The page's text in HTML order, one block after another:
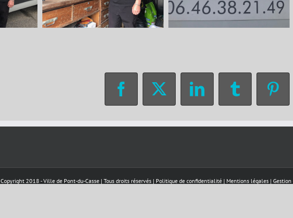
Facebook
X LinkedInTumblr
Copyright 2018 - Ville de Pont-du-Casse | Tous droits réservés | Politique de confidentialité | Mentions légales | Gestion